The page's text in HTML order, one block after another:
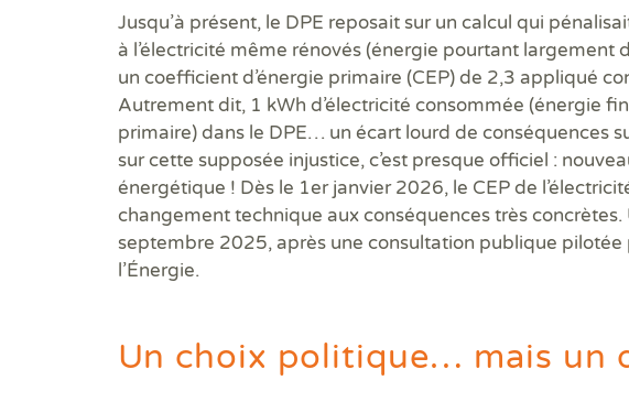
Diagnostic
Diagnostic
Diagnostic
Diagnostic
Diagnostic
Diagnostic
Diagnostic
Jusqu’à présent, le DPE reposait sur un calcul qui
à l’électricité même rénovés (énergie pourtant largement
un coefficient d’énergie primaire (CEP) de 2,3 appliqué
Autrement dit, 1 kWh d’électricité consommée (énergie
primaire) dans le DPE… un écart lourd de conséquences
sur cette supposée injustice, c’est presque officiel :
énergétique ! Dès le 1er janvier 2026, le CEP de
changement technique aux conséquences très
septembre 2025, après une consultation publique
l’Énergie.
Un choix politique… mais un